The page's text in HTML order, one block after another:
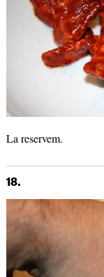
La reservem.
18.